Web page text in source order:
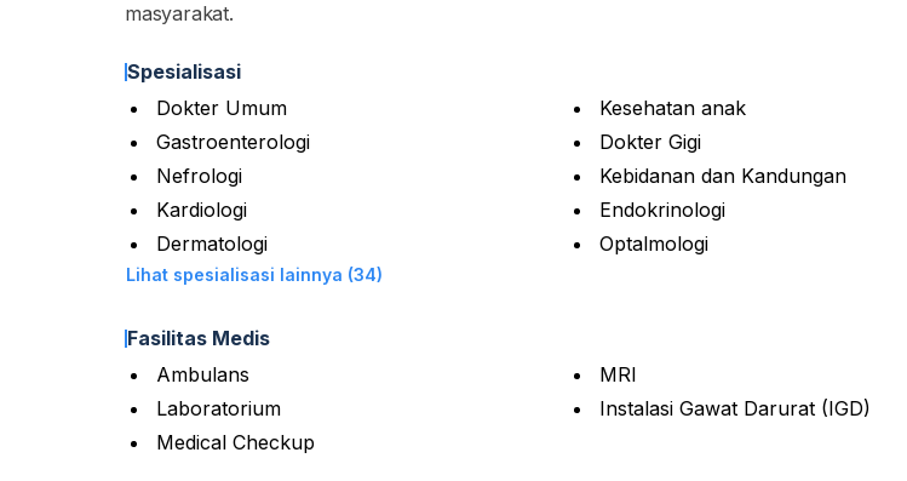
masyarakat.
Spesialisasi
Dokter Umum
Kesehatan anak
Gastroenterologi
Dokter Gigi
Nefrologi
Kebidanan dan Kandungan
Kardiologi
Endokrinologi
Dermatologi
Optalmologi
Lihat spesialisasi lainnya (34)
Fasilitas Medis
Ambulans
MRI
Laboratorium
Instalasi Gawat Darurat (IGD)
Medical Checkup